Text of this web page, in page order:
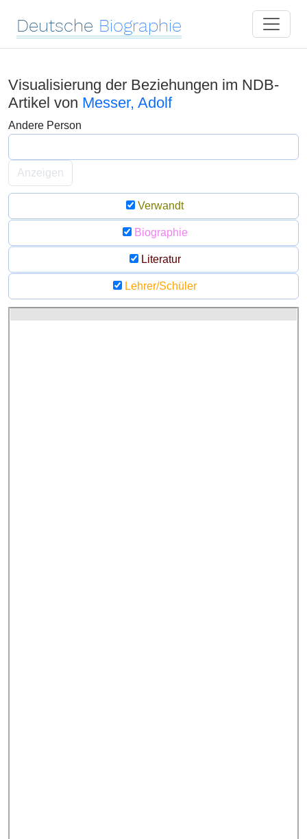
Deutsche Biographie
Visualisierung der Beziehungen im NDB-
Artikel von Messer, Adolf
Andere Person
Anzeigen
Verwandt
Biographie
Literatur
Lehrer/Schüler